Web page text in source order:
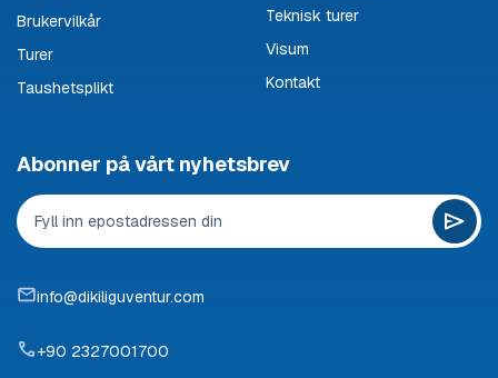
Brukervilkår
Turer
Taushetsplikt
Teknisk turer
Visum
Kontakt
Abonner på vårt nyhetsbrev
info@dikiliguventur.com
+90 2327001700